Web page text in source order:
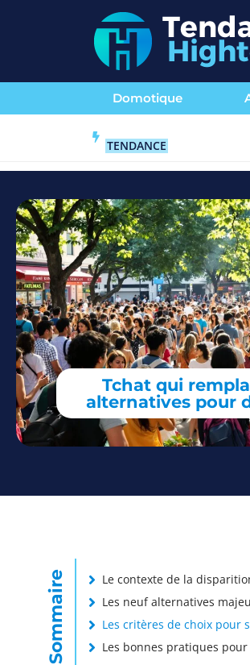
Domotique
TENDANCE
Tchat qui
alternatives pour
Sommaire
Le contexte de la
Les neuf alternatives
Les critères de choix pour
Les bonnes pratiques